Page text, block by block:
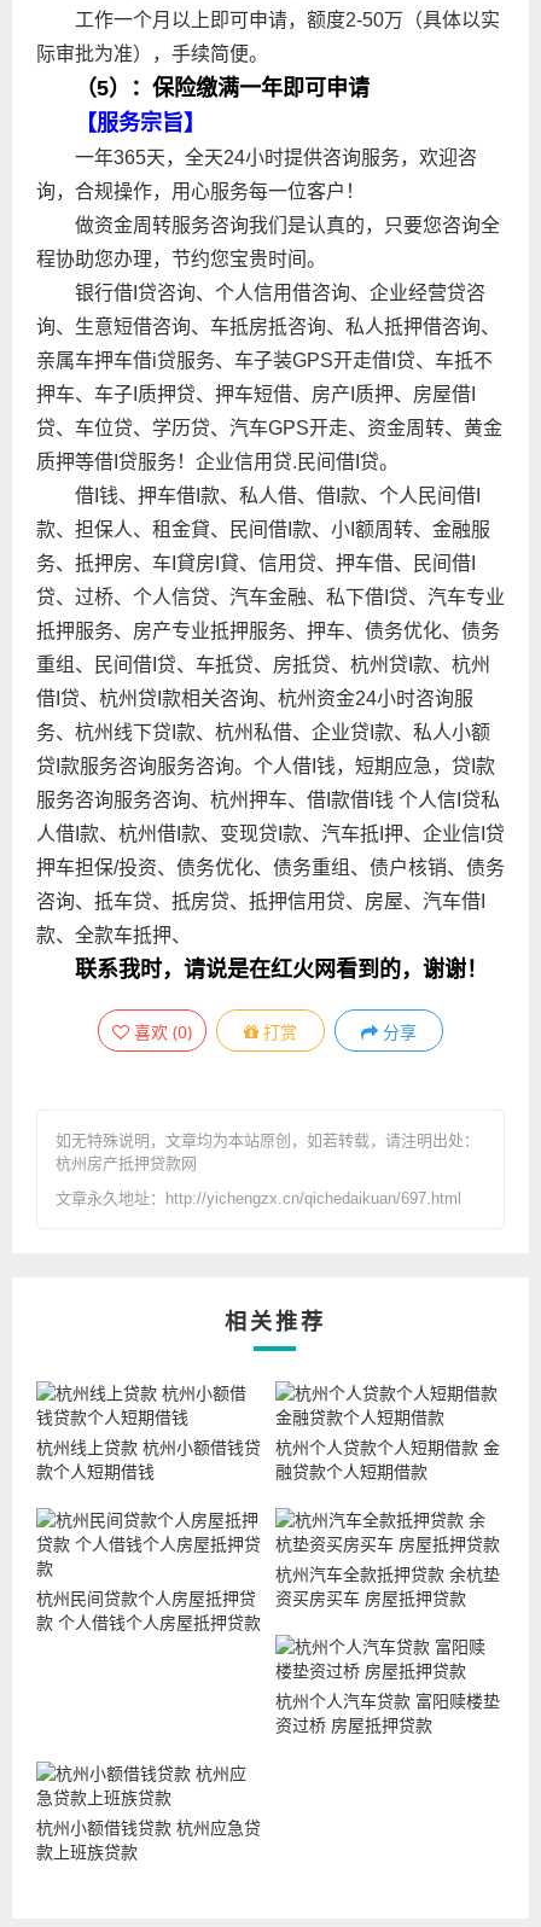
工作一个月以上即可申请，额度2-50万（具体以实
际审批为准），手续简便。
（5）：保险缴满一年即可申请
【服务宗旨】
一年365天，全天24小时提供咨询服务，欢迎咨
询，合规操作，用心服务每一位客户！
做资金周转服务咨询我们是认真的，只要您咨询全
程协助您办理，节约您宝贵时间。
银行借I贷咨询、个人信用借咨询、企业经营贷咨
询、生意短借咨询、车抵房抵咨询、私人抵押借咨询、
亲属车押车借i贷服务、车子装GPS开走借I贷、车抵不
押车、车子I质押贷、押车短借、房产I质押、房屋借I
贷、车位贷、学历贷、汽车GPS开走、资金周转、黄金
质押等借I贷服务！企业信用贷.民间借I贷。
借I钱、押车借I款、私人借、借I款、个人民间借I
款、担保人、租金貸、民间借I款、小I额周转、金融服
务、抵押房、车I貸房I貸、信用贷、押车借、民间借I
贷、过桥、个人信贷、汽车金融、私下借I贷、汽车专业
抵押服务、房产专业抵押服务、押车、债务优化、债务
重组、民间借I贷、车抵贷、房抵贷、杭州贷I款、杭州
借I贷、杭州贷I款相关咨询、杭州资金24小时咨询服
务、杭州线下贷I款、杭州私借、企业贷I款、私人小额
贷I款服务咨询服务咨询。个人借I钱，短期应急，贷I款
服务咨询服务咨询、杭州押车、借I款借I钱 个人信I贷私
人借I款、杭州借I款、变现贷I款、汽车抵I押、企业信I贷
押车担保/投资、债务优化、债务重组、债户核销、债务
咨询、抵车贷、抵房贷、抵押信用贷、房屋、汽车借I
款、全款车抵押、
联系我时，请说是在红火网看到的，谢谢！
喜欢 (0) 打赏 分享
如无特殊说明，文章均为本站原创 ，如若转载，请注明出处：
杭州房产抵押贷款网
文章永久地址：http://yichengzx.cn/qichedaikuan/697.html
相关推荐
杭州线上贷款 杭州小额借钱贷
款个人短期借钱
杭州个人贷款个人短期借款 金
融贷款个人短期借款
杭州民间贷款个人房屋抵押贷
款 个人借钱个人房屋抵押贷款
杭州汽车全款抵押贷款 余杭垫
资买房买车 房屋抵押贷款
杭州个人汽车贷款 富阳赎楼垫
资过桥 房屋抵押贷款
杭州小额借钱贷款 杭州应急贷
款上班族贷款